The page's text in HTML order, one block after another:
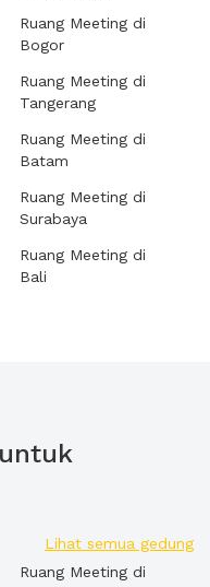
Ruang Meeting di
Bogor
Ruang Meeting di
Tangerang
Ruang Meeting di
Batam
Ruang Meeting di
Surabaya
Ruang Meeting di
Bali
Lihat semua gedung
Ruang Meeting di